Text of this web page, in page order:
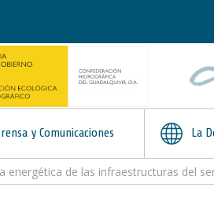
y Comunicaciones La
energética de las infraestructuras del